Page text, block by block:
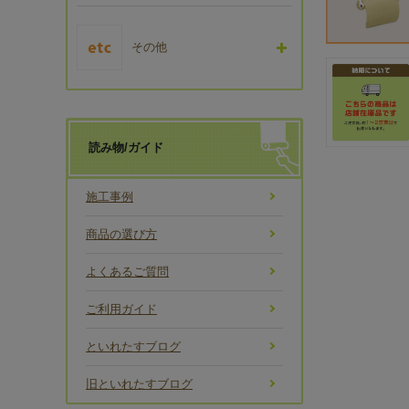
その他
読み物/ガイド
施工事例
商品の選び方
よくあるご質問
ご利用ガイド
といれたすブログ
旧といれたすブログ